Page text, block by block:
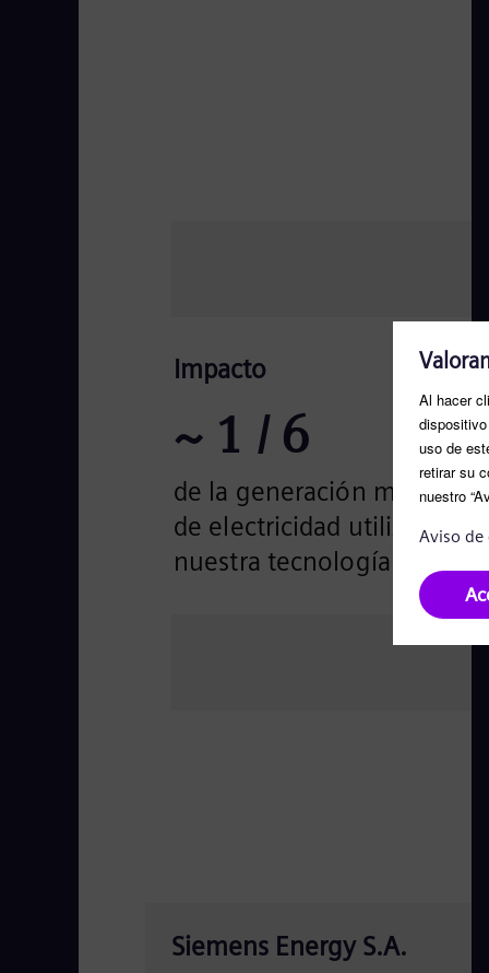
Impacto
~ 1 / 6
de la generación mundial
de electricidad utiliza
nuestra tecnología
Siemens Energy S.A.